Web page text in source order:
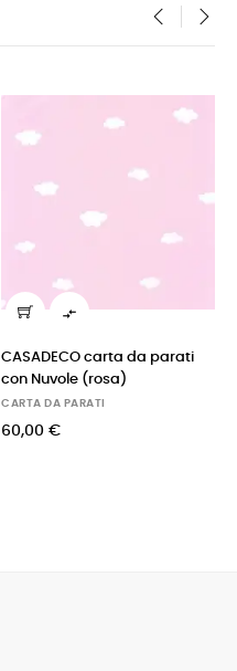

CASADECO carta da parati
con Nuvole (rosa)
CARTA DA PARATI
60,00 €